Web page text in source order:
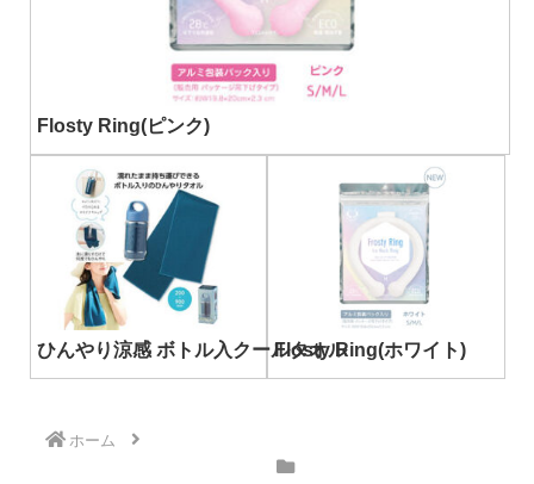
Flosty Ring(ピンク)
ひんやり涼感 ボトル入クールタオルFlosty Ring(ホワイト)
ホーム